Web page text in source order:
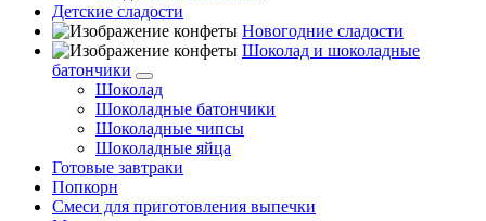
Детские сладости
Новогодние сладости
Шоколад и шоколадные
батончики
Шоколад
Шоколадные батончики
Шоколадные чипсы
Шоколадные яйца
Готовые завтраки
Попкорн
Смеси для приготовления выпечки